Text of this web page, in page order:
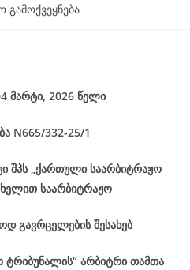
გამოქვეყნება
2026 წელი
N665/332-25/1
შპს „ქართული საარბიტრაჟო
საარბიტრაჟო
გავრცელების შესახებ
ტრიბუნალის“ არბიტრი თამთა